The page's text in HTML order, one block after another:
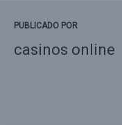
PUBLICADO POR
casinos online